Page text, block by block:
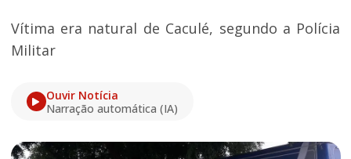
Vítima era natural de Caculé, segundo a Polícia
Militar
Ouvir Notícia
Narração automática (IA)